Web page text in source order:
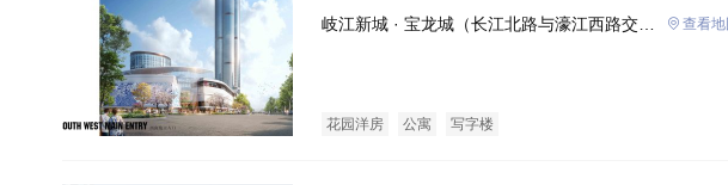
岐江新城 · 宝龙城（长江北路与濠江西路交汇
查看地
花园洋房 公寓 写字楼